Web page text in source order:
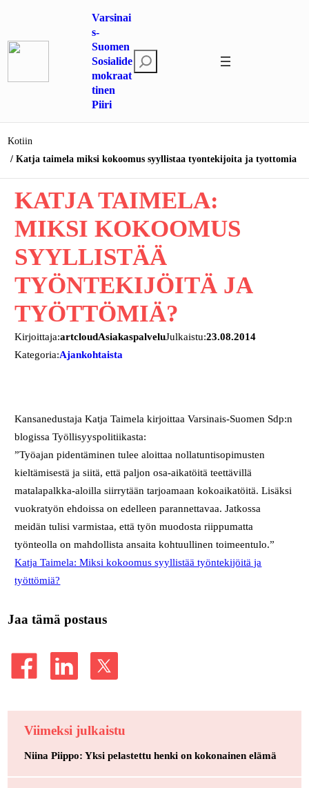
Varsinai
s-
Suomen
Sosialide
mokraat
tinen
Piiri
t
Kotiin
Katja taimela miksi kokoomus syyllistaa tyontekijoita ja tyottomia
KATJA TAIMELA:
MIKSI KOKOOMUS
SYYLLISTÄÄ
TYÖNTEKIJÖITÄ JA
TYÖTTÖMIÄ?
Kirjoittaja:artcloudAsiakaspalveluJulkaistu:23.08.2014
Kategoria:Ajankohtaista
Kansanedustaja Katja Taimela kirjoittaa Varsinais-Suomen Sdp:n
blogissa Työllisyyspolitiikasta:
”Työajan pidentäminen tulee aloittaa nollatuntisopimusten
kieltämisestä ja siitä, että paljon osa-aikatöitä teettävillä
matalapalkka-aloilla siirrytään tarjoamaan kokoaikatöitä. Lisäksi
vuokratyön ehdoissa on edelleen parannettavaa. Jatkossa
meidän tulisi varmistaa, että työn muodosta riippumatta
työnteolla on mahdollista ansaita kohtuullinen toimeentulo.”
Katja Taimela: Miksi kokoomus syyllistää työntekijöitä ja
työttömiä?
Jaa tämä postaus
Viimeksi julkaistu
Niina Piippo: Yksi pelastettu henki on kokonainen elämä